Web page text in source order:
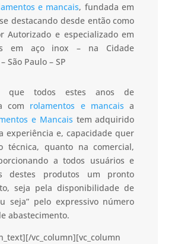
e mancais, fundada em
destacando desde então como
Autorizado e especializado em
em aço inox – na Cidade
São Paulo – SP
que todos estes anos de
com rolamentos e mancais a
e Mancais tem adquirido
experiência e, capacidade quer
técnica, quanto na comercial,
a todos usuários e
destes produtos um pronto
seja pela disponibilidade de
seja” pelo expressivo número
abastecimento.
vc_column][vc_column